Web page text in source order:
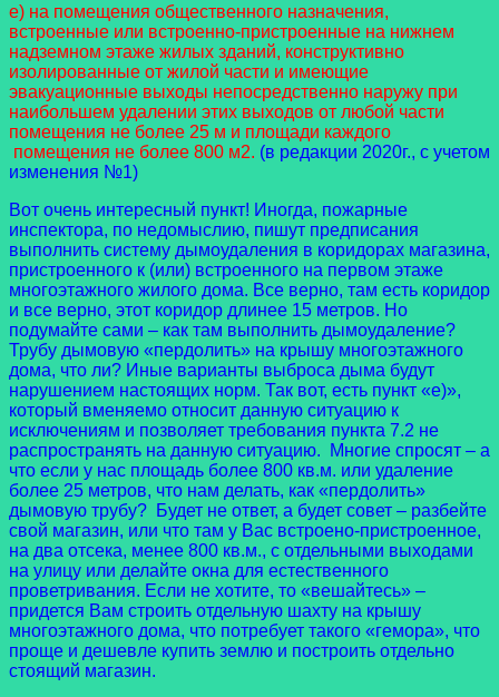
е) на помещения общественного назначения,
встроенные или встроенно-пристроенные на нижнем
надземном этаже жилых зданий, конструктивно
изолированные от жилой части и имеющие
эвакуационные выходы непосредственно наружу при
наибольшем удалении этих выходов от любой части
помещения не более 25 м и площади каждого
помещения не более 800 м2. (в редакции 2020г., с учетом
изменения №1)
Вот очень интересный пункт! Иногда, пожарные
инспектора, по недомыслию, пишут предписания
выполнить систему дымоудаления в коридорах магазина,
пристроенного к (или) встроенного на первом этаже
многоэтажного жилого дома. Все верно, там есть коридор
и все верно, этот коридор длинее 15 метров. Но
подумайте сами – как там выполнить дымоудаление?
Трубу дымовую «пердолить» на крышу многоэтажного
дома, что ли? Иные варианты выброса дыма будут
нарушением настоящих норм. Так вот, есть пункт «е)»,
который вменяемо относит данную ситуацию к
исключениям и позволяет требования пункта 7.2 не
распространять на данную ситуацию. Многие спросят – а
что если у нас площадь более 800 кв.м. или удаление
более 25 метров, что нам делать, как «пердолить»
дымовую трубу? Будет не ответ, а будет совет – разбейте
свой магазин, или что там у Вас встроено-пристроенное,
на два отсека, менее 800 кв.м., с отдельными выходами
на улицу или делайте окна для естественного
проветривания. Если не хотите, то «вешайтесь» –
придется Вам строить отдельную шахту на крышу
многоэтажного дома, что потребует такого «гемора», что
проще и дешевле купить землю и построить отдельно
стоящий магазин.